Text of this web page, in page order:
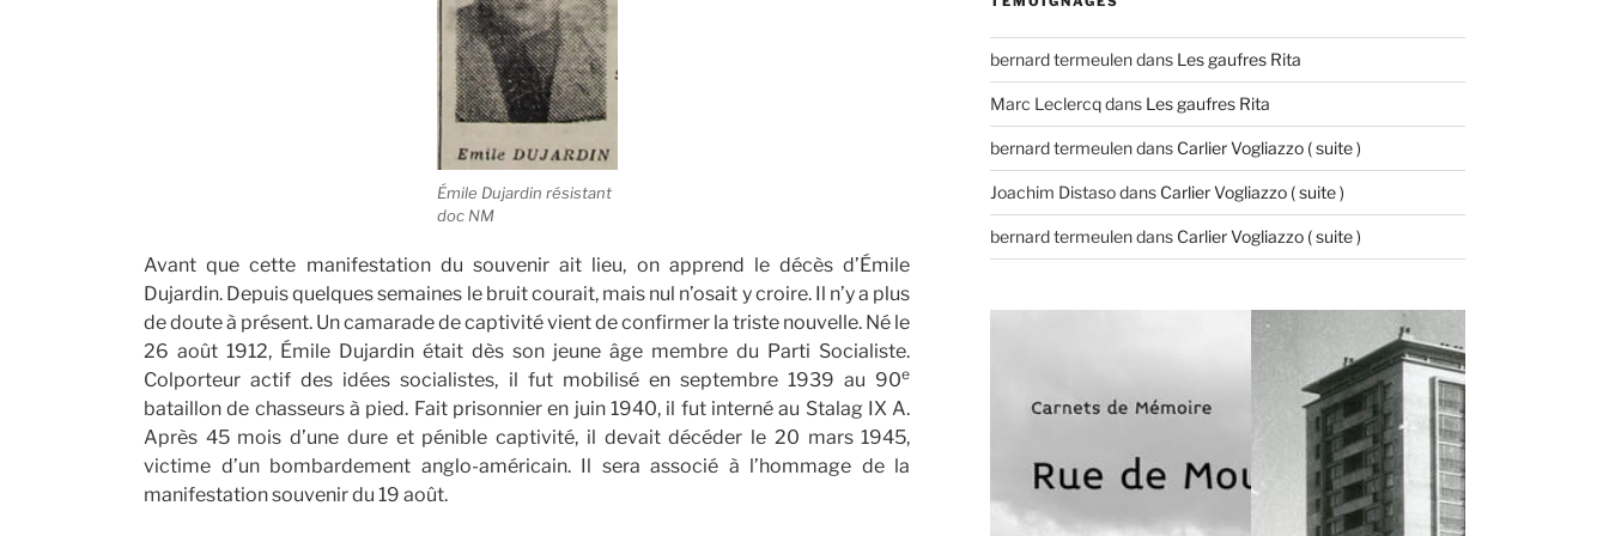
Émile Dujardin résistant
doc NM
Avant que cette manifestation du souvenir ait lieu, on apprend le décès d’Émile
Dujardin. Depuis quelques semaines le bruit courait, mais nul n’osait y croire. Il n’y a plus
de doute à présent. Un camarade de captivité vient de confirmer la triste nouvelle. Né le
26 août 1912, Émile Dujardin était dès son jeune âge membre du Parti Socialiste.
Colporteur actif des idées socialistes, il fut mobilisé en septembre 1939 au 90e
bataillon de chasseurs à pied. Fait prisonnier en juin 1940, il fut interné au Stalag IX A.
Après 45 mois d’une dure et pénible captivité, il devait décéder le 20 mars 1945,
victime d’un bombardement anglo-américain. Il sera associé à l’hommage de la
manifestation souvenir du 19 août.
bernard termeulendans Les gaufres Rita
Marc Leclercqdans Les gaufres Rita
bernard termeulendans Carlier Vogliazzo ( suite )
Joachim Distasodans Carlier Vogliazzo ( suite )
bernard termeulendans Carlier Vogliazzo ( suite )